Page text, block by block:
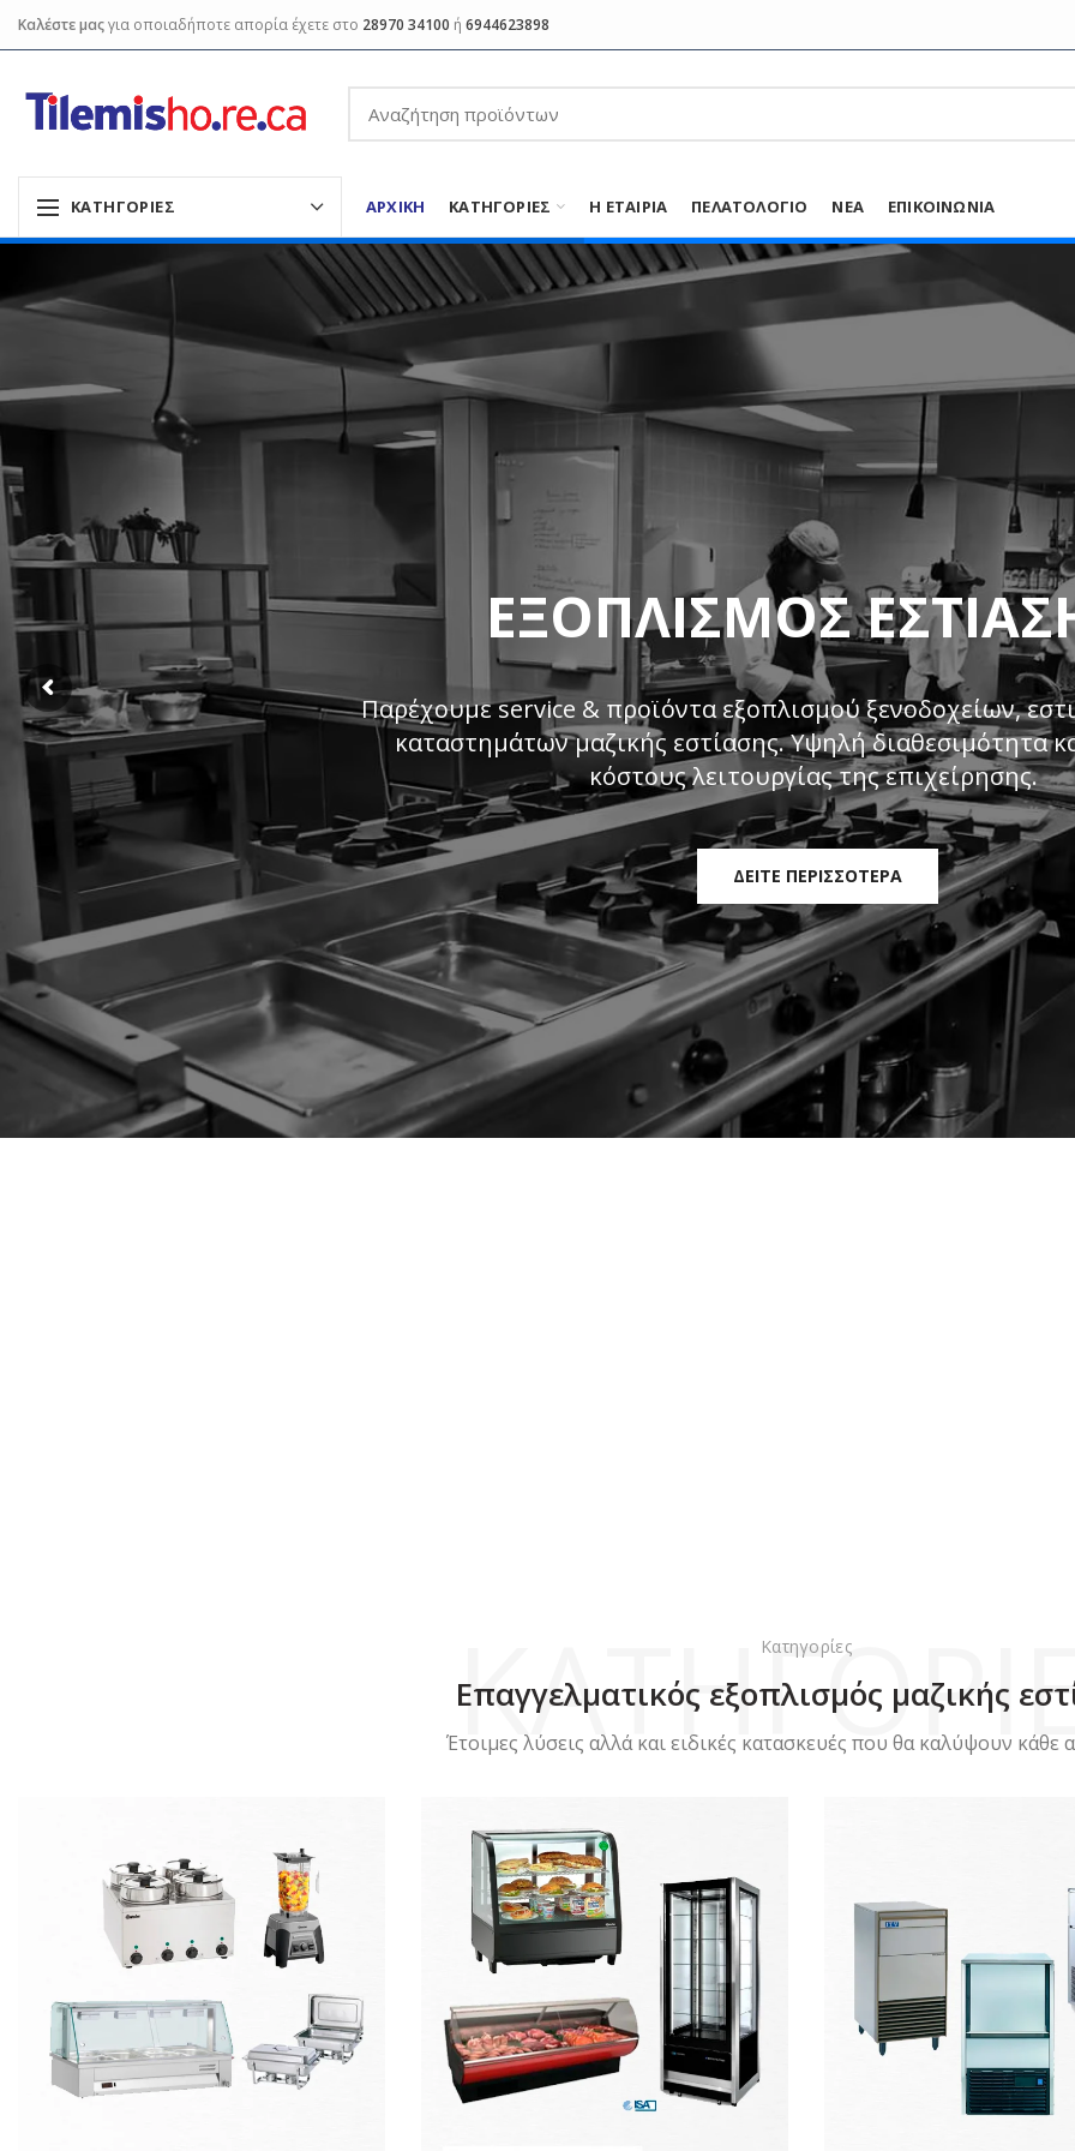
Καλέστε μαςγια οποιαδήποτε απορία έχετε στο 28970 34100 ή 6944623898
ΚΑΤΗΓΟΡΊΕΣ ΑΡΧΙΚΉ ΚΑΤΗΓΟΡΊΕΣ Η ΕΤΑΙΡΊΑ ΠΕΛΑΤΟΛΌΓΙΟ ΝΈΑ ΕΠΙΚΟΙΝΩΝΊΑ
ΕΞΟΠΛΙΣΜΟΣ
Παρέχουμε service & προϊόντα εξοπλισμού ξενοδοχείων,
καταστημάτων μαζικής εστίασης. Υψηλή διαθεσιμότητα
κόστους λειτουργίας της επιχείρησης.
ΔΕΊΤΕ ΠΕΡΙΣΣΟΤΕΡΑ
Κατηγορίες
Επαγγελματικός εξοπλισμός μαζικής
Έτοιμες λύσεις αλλά και ειδικές κατασκευές που θα καλύψουν κάθε